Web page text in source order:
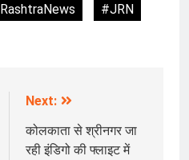
#JRN
Next:
कोलकाता से श्रीनगर जा
रही इंडिगो की फ्लाइट में